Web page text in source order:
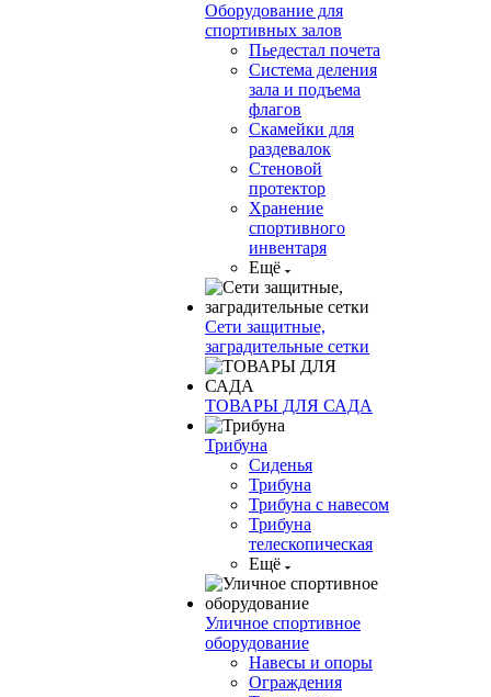
Оборудование для
спортивных залов
Пьедестал почета
Система деления
зала и подъема
флагов
Скамейки для
раздевалок
Стеновой
протектор
Хранение
спортивного
инвентаря
Ещё
Сети защитные,
заградительные сетки
ТОВАРЫ ДЛЯ САДА
Трибуна
Сиденья
Трибуна
Трибуна с навесом
Трибуна
телескопическая
Ещё
Уличное спортивное
оборудование
Навесы и опоры
Ограждения